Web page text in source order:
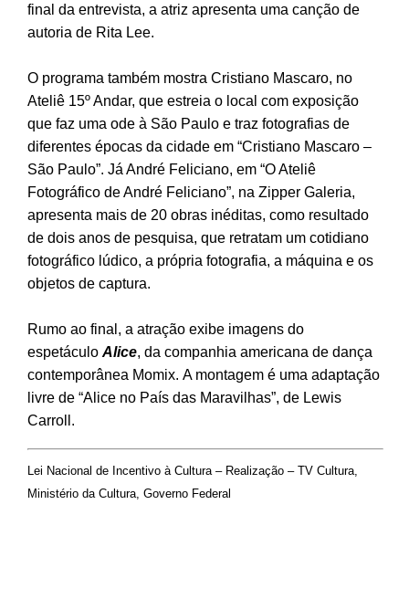
final da entrevista, a atriz apresenta uma canção de
autoria de Rita Lee.
O programa também mostra Cristiano Mascaro, no
Ateliê 15º Andar, que estreia o local com exposição
que faz uma ode à São Paulo e traz fotografias de
diferentes épocas da cidade em “Cristiano Mascaro –
São Paulo”. Já André Feliciano, em “O Ateliê
Fotográfico de André Feliciano”, na Zipper Galeria,
apresenta mais de 20 obras inéditas, como resultado
de dois anos de pesquisa, que retratam um cotidiano
fotográfico lúdico, a própria fotografia, a máquina e os
objetos de captura.
Rumo ao final, a atração exibe imagens do
espetáculoAlice, da companhia americana de dança
contemporânea Momix. A montagem é uma adaptação
livre de “Alice no País das Maravilhas”, de Lewis
Carroll.
Lei Nacional de Incentivo à Cultura – Realização – TV Cultura,
Ministério da Cultura, Governo Federal